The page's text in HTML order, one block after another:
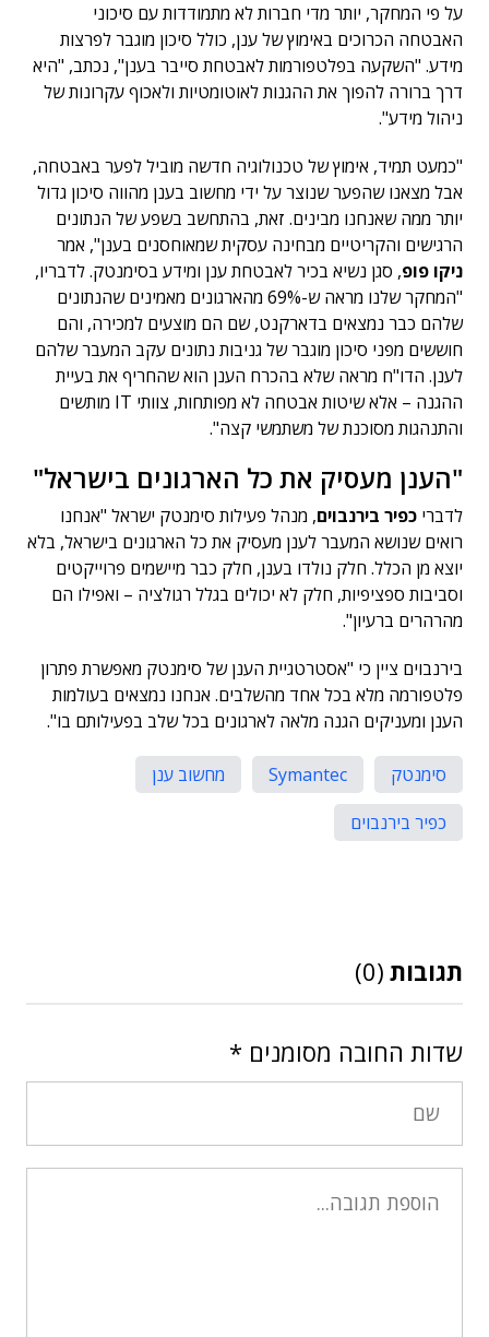
על פי המחקר, יותר מדי חברות לא מתמודדות עם סיכוני
האבטחה הכרוכים באימוץ של ענן, כולל סיכון מוגבר לפרצות
מידע. "השקעה בפלטפורמות לאבטחת סייבר בענן", נכתב, "היא
דרך ברורה להפוך את ההגנות לאוטומטיות ולאכוף עקרונות של
ניהול מידע".
"כמעט תמיד, אימוץ של טכנולוגיה חדשה מוביל לפער באבטחה,
אבל מצאנו שהפער שנוצר על ידי מחשוב בענן מהווה סיכון גדול
יותר ממה שאנחנו מבינים. זאת, בהתחשב בשפע של הנתונים
הרגישים והקריטיים מבחינה עסקית שמאוחסנים בענן", אמר
ניקו פופ, סגן נשיא בכיר לאבטחת ענן ומידע בסימנטק. לדבריו,
"המחקר שלנו מראה ש-69% מהארגונים מאמינים שהנתונים
שלהם כבר נמצאים בדארקנט, שם הם מוצעים למכירה, והם
חוששים מפני סיכון מוגבר של גניבות נתונים עקב המעבר שלהם
לענן. הדו"ח מראה שלא בהכרח הענן הוא שהחריף את בעיית
ההגנה – אלא שיטות אבטחה לא מפותחות, צוותי IT מותשים
והתנהגות מסוכנת של משתמשי קצה".
"הענן מעסיק את כל הארגונים בישראל"
לדברי כפיר בירנבוים, מנהל פעילות סימנטק ישראל "אנחנו
רואים שנושא המעבר לענן מעסיק את כל הארגונים בישראל, בלא
יוצא מן הכלל. חלק נולדו בענן, חלק כבר מיישמים פרוייקטים
וסביבות ספציפיות, חלק לא יכולים בגלל רגולציה – ואפילו הם
מהרהרים ברעיון".
בירנבוים ציין כי "אסטרטגיית הענן של סימנטק מאפשרת פתרון
פלטפורמה מלא בכל אחד מהשלבים. אנחנו נמצאים בעולמות
הענן ומעניקים הגנה מלאה לארגונים בכל שלב בפעילותם בו".
סימנטק Symantec
מחשוב ענן
כפיר בירנבוים
תגובות (0)
שדות החובה מסומנים *